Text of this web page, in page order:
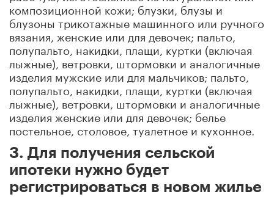
композиционной кожи; блузки, блузы и
блузоны трикотажные машинного или ручного
вязания, женские или для девочек; пальто,
полупальто, накидки, плащи, куртки (включая
лыжные), ветровки, штормовки и аналогичные
изделия мужские или для мальчиков; пальто,
полупальто, накидки, плащи, куртки (включая
лыжные), ветровки, штормовки и аналогичные
изделия женские или для девочек; белье
постельное, столовое, туалетное и кухонное.
3. Для получения сельской
ипотеки нужно будет
регистрироваться в новом жилье